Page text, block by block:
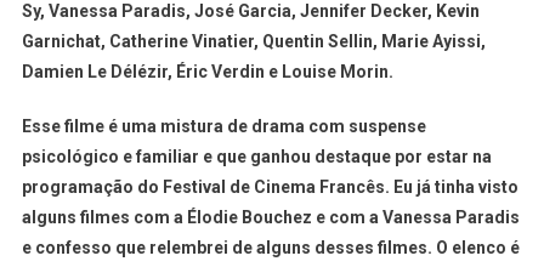
Sy, Vanessa Paradis, José Garcia, Jennifer Decker, Kevin
Garnichat, Catherine Vinatier, Quentin Sellin, Marie Ayissi,
Damien Le Délézir, Éric Verdin e Louise Morin.
Esse filme é uma mistura de drama com suspense
psicológico e familiar e que ganhou destaque por estar na
programação do Festival de Cinema Francês. Eu já tinha visto
alguns filmes com a Élodie Bouchez e com a Vanessa Paradis
e confesso que relembrei de alguns desses filmes. O elenco é